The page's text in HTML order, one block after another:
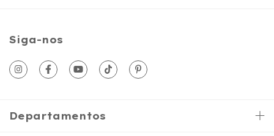
Siga-nos
Departamentos